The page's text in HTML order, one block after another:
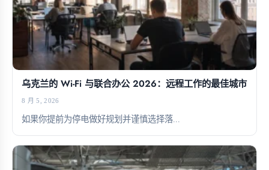
乌克兰的 Wi-Fi 与联合办公 2026：远程工作的最佳城市
8 月 5, 2026
如果你提前为停电做好规划并谨慎选择落...